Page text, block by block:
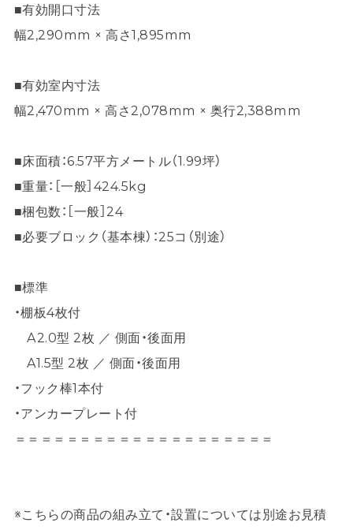
■有効開口寸法
幅2,290mm × 高さ1,895mm
■有効室内寸法
幅2,470mm × 高さ2,078mm × 奥行2,388mm
■床面積：6.57平方メートル（1.99坪）
■重量：［一般］424.5kg
■梱包数：［一般］24
■必要ブロック（基本棟）：25コ（別途）
■標準
・棚板4枚付
A2.0型 2枚 ／ 側面・後面用
A1.5型 2枚 ／ 側面・後面用
・フック棒1本付
・アンカープレート付
＝＝＝＝＝＝＝＝＝＝＝＝＝＝＝＝＝＝＝＝
※こちらの商品の組み立て・設置については別途お見積